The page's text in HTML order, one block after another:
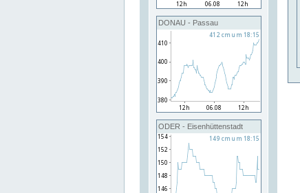
DONAU - Passau
ODER - Eisenhüttenstadt